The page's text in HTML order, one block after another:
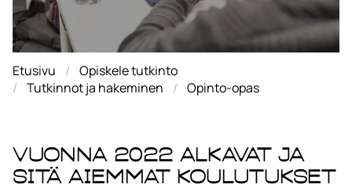
Etusivu
Opiskele tutkinto
Tutkinnot ja hakeminen
Opinto-opas
Vuonna 2022 alkavat ja
sitä aiemmat koulutukset